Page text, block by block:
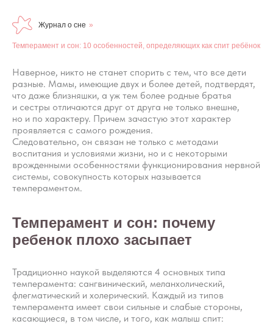
Журнал о сне »
Темперамент и сон: 10 особенностей, определяющих как спит ребёнок
Наверное, никто не станет спорить с тем, что все дети
разные. Мамы, имеющие двух и более детей, подтвердят,
что даже близняшки, а уж тем более родные братья
и сестры отличаются друг от друга не только внешне,
но и по характеру. Причем зачастую этот характер
проявляется с самого рождения.
Следовательно, он связан не только с методами
воспитания и условиями жизни, но и с некоторыми
врожденными особенностями функционирования нервной
системы, совокупность которых называется
темпераментом.
Темперамент и сон: почему
ребенок плохо засыпает
Традиционно наукой выделяются 4 основных типа
темперамента: сангвинический, меланхолический,
флегматический и холерический. Каждый из типов
темперамента имеет свои сильные и слабые стороны,
касающиеся, в том числе, и того, как малыш спит: